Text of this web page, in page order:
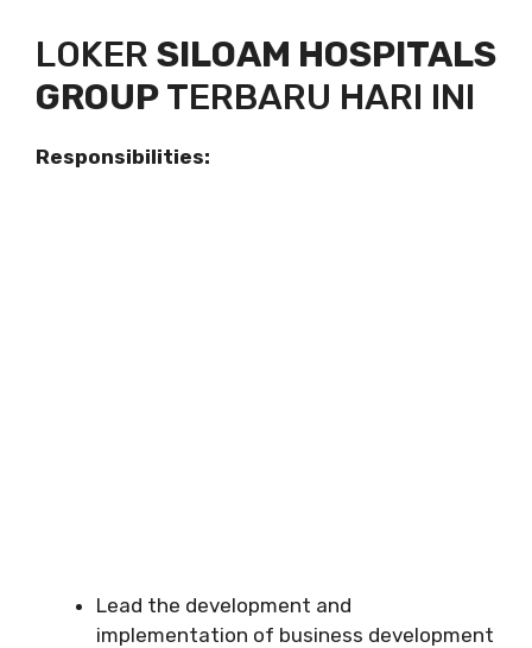
LOKER SILOAM HOSPITALS
GROUPTERBARU HARI INI
Responsibilities:
Lead the development and
implementation of business development